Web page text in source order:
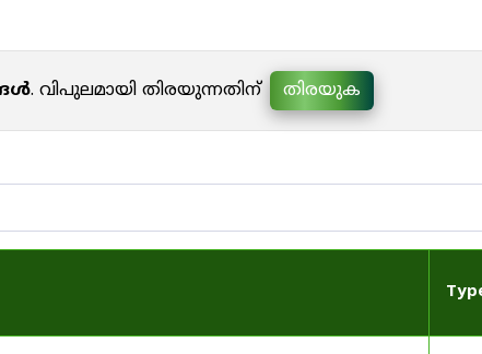
. വിപുലമായി തിരയുന്നതിന് തിരയുക